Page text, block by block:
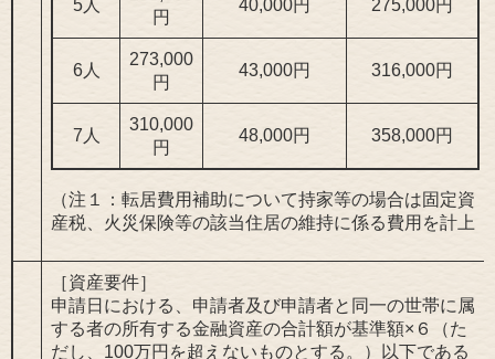
5人
円
40,000円 275,000円
6人
273,000
円
43,000円 316,000円
7人
310,000
円
48,000円 358,000円
（注１：転居費用補助について持家等の場合は固定資
産税、火災保険等の該当住居の維持に係る費用を計上
［資産要件］
申請日における、申請者及び申請者と同一の世帯に属
する者の所有する金融資産の合計額が基準額×６（た
だし、100万円を超えないものとする。）以下である